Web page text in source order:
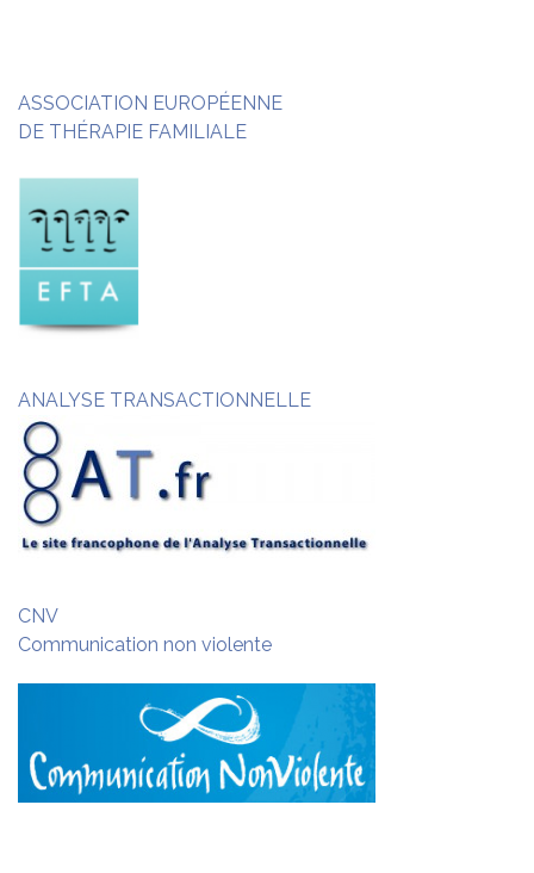
ASSOCIATION EUROPÉENNE
DE THÉRAPIE FAMILIALE
ANALYSE TRANSACTIONNELLE
CNV
Communication non violente